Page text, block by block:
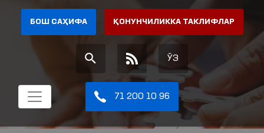
БОШ САҲИФА ҚОНУНЧИЛИККА ТАКЛИФЛАР
ЎЗ
71 200 10 96